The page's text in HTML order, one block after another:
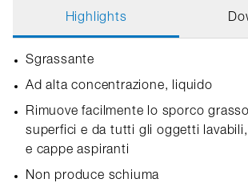
Highlights
Sgrassante
Ad alta concentrazione, liquido
Rimuove facilmente lo sporco
superfici e da tutti gli oggetti
e cappe aspiranti
Non produce schiuma